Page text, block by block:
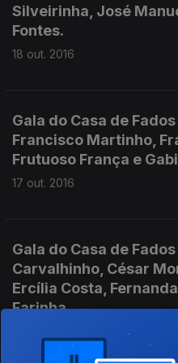
Silveirinha, José
Fontes.
18 out. 2016
Gala do Casa de
Francisco Martinho,
Frutuoso França e
17 out. 2016
Gala do Casa de
Carvalhinho, César
Ercília Costa,
Farinha.